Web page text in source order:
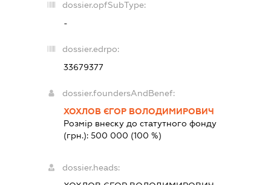
dossier.opfSubType:
-
dossier.edrpo:
33679377
dossier.foundersAndBenef:
ХОХЛОВ ЄГОР ВОЛОДИМИРОВИЧ
Розмір внеску до статутного фонду
(грн.):500 000 (100 %)
dossier.heads: